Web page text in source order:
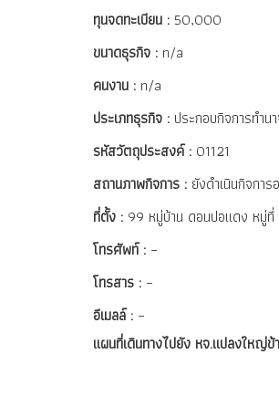
ทุนจดทะเบียน : 50,000
ขนาดธุรกิจ : n/a
คนงาน : n/a
ประเภทธุรกิจ : ประกอบกิจการทำน
รหัสวัตถุประสงค์ : 01121
สถานภาพกิจการ : ยังดำเนินกิจการ
ที่ตั้ง : 99 หมู่บ้าน ดอนปอแดง หมู่
โทรศัพท์ : –
โทรสาร : –
อีเมลล์ : –
แผนที่เดินทางไปยัง หจ.แปลงใหญ่